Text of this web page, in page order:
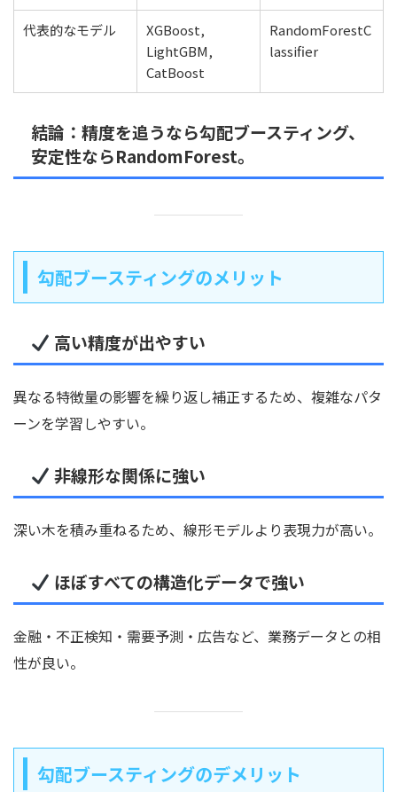
代表的なモデル
XGBoost,
LightGBM,
CatBoost
RandomForestC
lassifier
結論：精度を追うなら勾配ブースティング、
安定性ならRandomForest。
勾配ブースティングのメリット
高い精度が出やすい
異なる特徴量の影響を繰り返し補正するため、複雑なパタ
ーンを学習しやすい。
非線形な関係に強い
深い木を積み重ねるため、線形モデルより表現力が高い。
ほぼすべての構造化データで強い
金融・不正検知・需要予測・広告など、業務データとの相
性が良い。
勾配ブースティングのデメリット